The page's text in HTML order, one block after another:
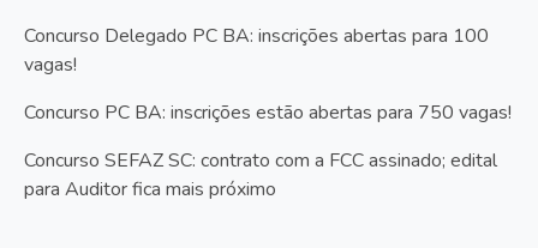
Concurso Delegado PC BA: inscrições abertas para 100
vagas!
Concurso PC BA: inscrições estão abertas para 750 vagas!
Concurso SEFAZ SC: contrato com a FCC assinado; edital
para Auditor fica mais próximo